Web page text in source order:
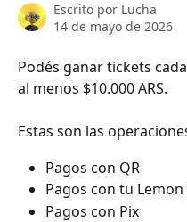
Escrito por Lucha
14 de mayo de 2026
Podés ganar tickets
al menos $10.000 ARS.
Estas son las
Pagos con QR
Pagos con tu
Pagos con Pix